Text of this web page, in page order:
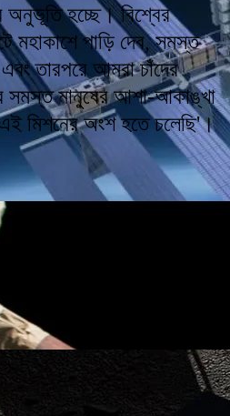
অনুভূতি হচ্ছে। বিশ্বের
মহাকাশে পাড়ি দেব, সমস্ত
এবং তারপরে আমরা চাঁদের
সমস্ত মানুষের আশা-আকাঙ্খা
মিশনের অংশ হতে চলেছি'।